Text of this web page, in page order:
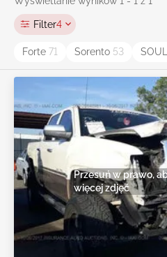
Filter4
Forte 71 Sorento 53 SOUL
Przesuń w prawo,
więcej zdjęć